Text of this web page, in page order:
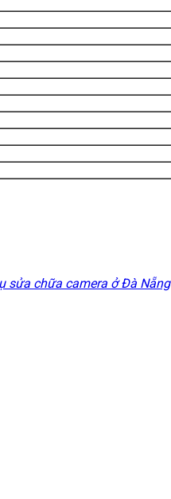
sửa chữa camera ở Đà Nẵng